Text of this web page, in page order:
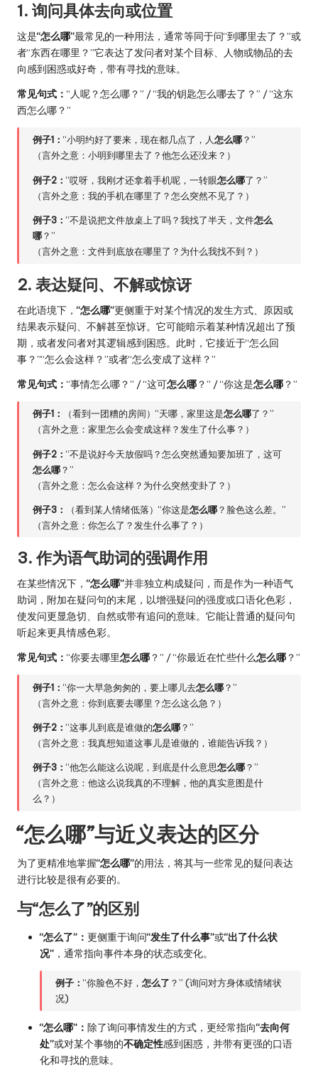
1. 询问具体去向或位置
这是“怎么哪”最常见的一种用法，通常等同于问“到哪里去了？”或
者“东西在哪里？”它表达了发问者对某个目标、人物或物品的去
向感到困惑或好奇，带有寻找的意味。
常见句式：“人呢？怎么哪？” / “我的钥匙怎么哪去了？” / “这东
西怎么哪？”
例子1：“小明约好了要来，现在都几点了，人怎么哪？”
（言外之意：小明到哪里去了？他怎么还没来？）
例子2：“哎呀，我刚才还拿着手机呢，一转眼怎么哪了？”
（言外之意：我的手机在哪里了？怎么突然不见了？）
例子3：“不是说把文件放桌上了吗？我找了半天，文件怎么
哪？”
（言外之意：文件到底放在哪里了？为什么我找不到？）
2. 表达疑问、不解或惊讶
在此语境下，“怎么哪”更侧重于对某个情况的发生方式、原因或
结果表示疑问、不解甚至惊讶。它可能暗示着某种情况超出了预
期，或者发问者对其逻辑感到困惑。此时，它接近于“怎么回
事？”“怎么会这样？”或者“怎么变成了这样？”
常见句式：“事情怎么哪？” / “这可怎么哪 ？” / “你这是怎么哪 ？”
例子1： （看到一团糟的房间）“天哪，家里这是怎么哪了？”
（言外之意：家里怎么会变成这样？发生了什么事？）
例子2：“不是说好今天放假吗？怎么突然通知要加班了，这可
怎么哪？”
（言外之意：怎么会这样？为什么突然变卦了？）
例子3： （看到某人情绪低落）“你这是怎么哪？脸色这么差。”
（言外之意：你怎么了？发生什么事了？）
3. 作为语气助词的强调作用
在某些情况下，“怎么哪”并非独立构成疑问，而是作为一种语气
助词，附加在疑问句的末尾，以增强疑问的强度或口语化色彩，
使发问更显急切、自然或带有追问的意味。它能让普通的疑问句
听起来更具情感色彩。
常见句式：“你要去哪里怎么哪 ？” / “你最近在忙些什么怎么哪 ？”
例子1：“你一大早急匆匆的，要上哪儿去怎么哪？”
（言外之意：你到底要去哪里？怎么这么急？）
例子2：“这事儿到底是谁做的怎么哪？”
（言外之意：我真想知道这事儿是谁做的，谁能告诉我？）
例子3：“他怎么能这么说呢，到底是什么意思怎么哪？”
（言外之意：他这么说我真的不理解，他的真实意图是什
么？）
“怎么哪”与近义表达的区分
为了更精准地掌握“怎么哪”的用法，将其与一些常见的疑问表达
进行比较是很有必要的。
与“怎么了”的区别
“怎么了”： 更侧重于询问“发生了什么事”或“出了什么状
况” ，通常指向事件本身的状态或变化。
例子：“你脸色不好，怎么了 ？” (询问对方身体或情绪状
况)
“怎么哪”： 除了询问事情发生的方式，更经常指向“去向何
处”或对某个事物的不确定性感到困惑，并带有更强的口语
化和寻找的意味。